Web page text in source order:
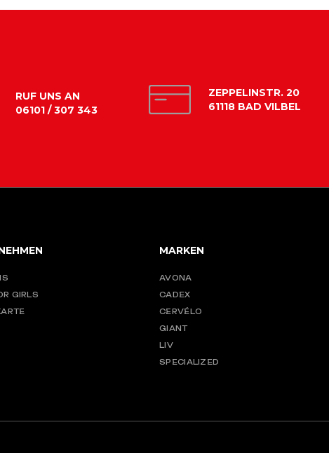
RUF UNS AN
06101 / 307 343
ZEPPELINSTR. 20
61118 BAD VILBEL
GIRLS
MARKEN
AVONA
CADEX
CERVÉLO
GIANT
LIV
SPECIALIZED